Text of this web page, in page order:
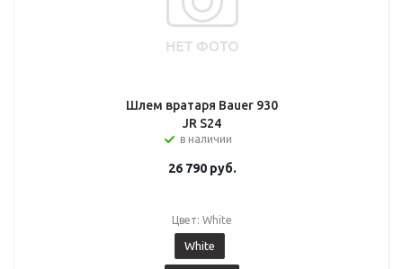
Шлем вратаря Bauer 930
JR S24
в наличии
26 790руб.
Цвет: White
White